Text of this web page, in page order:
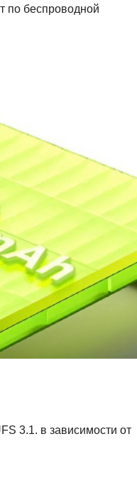
по беспроводной
3.1. в зависимости от